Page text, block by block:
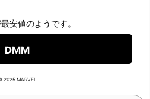
安値のようです。
DMM
2025 MARVEL